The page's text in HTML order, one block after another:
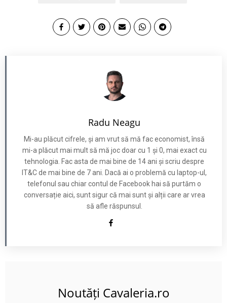
Radu Neagu
Mi-au plăcut cifrele, și am vrut să mă fac economist, însă
mi-a plăcut mai mult să mă joc doar cu 1 și 0, mai exact cu
tehnologia. Fac asta de mai bine de 14 ani și scriu despre
IT&C de mai bine de 7 ani. Dacă ai o problemă cu laptop-ul,
telefonul sau chiar contul de Facebook hai să purtăm o
conversație aici, sunt sigur că mai sunt și alții care ar vrea
să afle răspunsul.
Noutăți Cavaleria.ro